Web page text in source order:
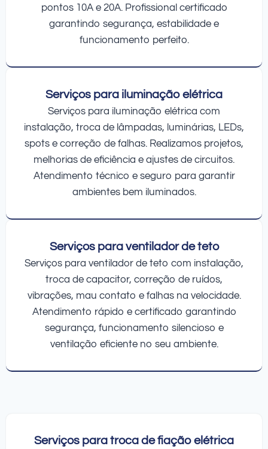
pontos 10A e 20A. Profissional certificado
garantindo segurança, estabilidade e
funcionamento perfeito.
Serviços para iluminação elétrica
Serviços para iluminação elétrica com
instalação, troca de lâmpadas, luminárias, LEDs,
spots e correção de falhas. Realizamos projetos,
melhorias de eficiência e ajustes de circuitos.
Atendimento técnico e seguro para garantir
ambientes bem iluminados.
Serviços para ventilador de teto
Serviços para ventilador de teto com instalação,
troca de capacitor, correção de ruídos,
vibrações, mau contato e falhas na velocidade.
Atendimento rápido e certificado garantindo
segurança, funcionamento silencioso e
ventilação eficiente no seu ambiente.
Serviços para troca de fiação elétrica